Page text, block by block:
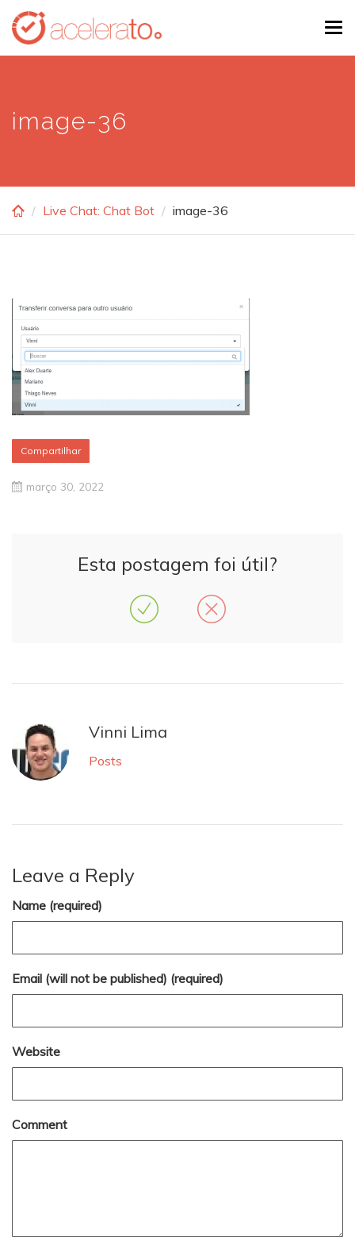
Skip
main
image-36
Live Chat: Chat Bot image-36
Compartilhar
março 30, 2022
Esta postagem foi útil?
Vinni Lima
Posts
Leave a Reply
Name (required)
Email (will not be published) (required)
Website
Comment